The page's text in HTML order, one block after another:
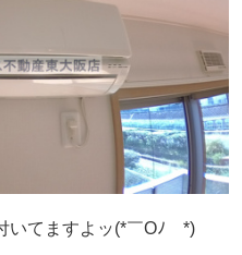
いてますよッ(*￣Oﾉ￣*)